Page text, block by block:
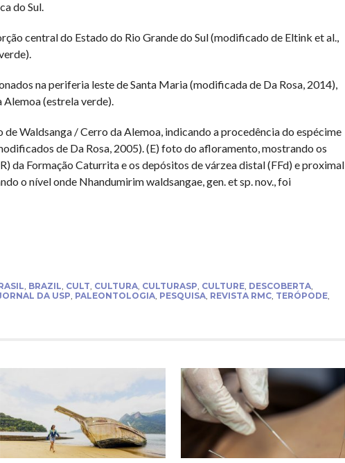
do Sul.
central do Estado do Rio Grande do Sul (modificado de Eltink et al.,
na periferia leste de Santa Maria (modificada de Da Rosa, 2014),
(estrela verde).
Waldsanga / Cerro da Alemoa, indicando a procedência do espécime
de Da Rosa, 2005). (E) foto do afloramento, mostrando os
da Formação Caturrita e os depósitos de várzea distal (FFd) e proximal
o nível onde Nhandumirim waldsangae, gen. et sp. nov., foi
, BRAZIL, CULT, CULTURA, CULTURASP, CULTURE, DESCOBERTA,
DA USP, PALEONTOLOGIA, PESQUISA, REVISTA RMC, TERÓPODE,